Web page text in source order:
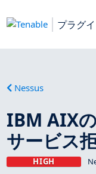
プラグ
Nessus
IBM AIX
サービス
HIGH